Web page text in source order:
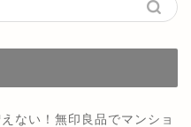
ない！無印良品でマンショ